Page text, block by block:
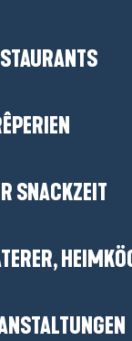
SNACKZEIT